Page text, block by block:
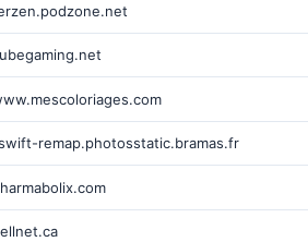
remap.photosstatic.bramas.fr